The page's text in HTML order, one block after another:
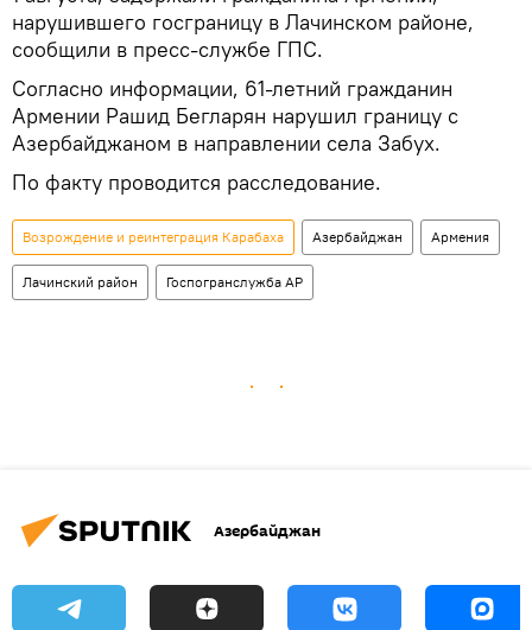
нарушившего госграницу в Лачинском районе,
сообщили в пресс-службе ГПС.
Согласно информации, 61-летний гражданин
Армении Рашид Бегларян нарушил границу с
Азербайджаном в направлении села Забух.
По факту проводится расследование.
Возрождение и реинтеграция Карабаха Азербайджан Армения
Лачинский район Госпогранслужба АР
Азербайджан